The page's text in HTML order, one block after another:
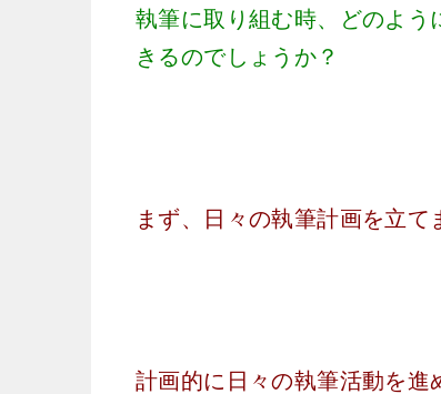
執筆に取り組む時、どのよ
きるのでしょうか？
まず、日々の執筆計画を立て
計画的に日々の執筆活動を進